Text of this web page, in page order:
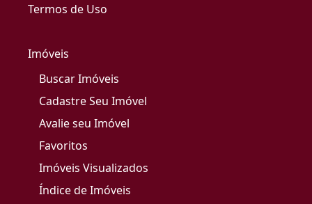
Termos de Uso
Imóveis
Buscar Imóveis
Cadastre Seu Imóvel
Avalie seu Imóvel
Favoritos
Imóveis Visualizados
Índice de Imóveis